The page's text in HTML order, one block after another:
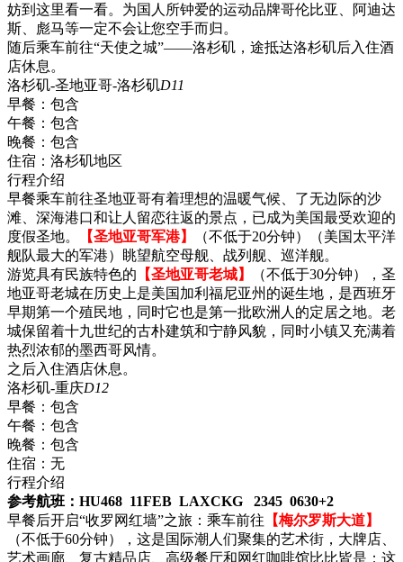
妨到这里看一看。为国人所钟爱的运动品牌哥伦比亚、阿迪达
斯、彪马等一定不会让您空手而归。
随后乘车前往“天使之城”——洛杉矶，途抵达洛杉矶后入住酒
店休息。
洛杉矶-圣地亚哥-洛杉矶D11
早餐： 包含
午餐： 包含
晚餐： 包含
住宿： 洛杉矶地区
行程介绍
早餐乘车前往圣地亚哥有着理想的温暖气候、了无边际的沙
滩、深海港口和让人留恋往返的景点，已成为美国最受欢迎的
度假圣地。
【圣地亚哥军港】
（不低于20分钟）（美国太平洋
舰队最大的军港）眺望航空母舰、战列舰、巡洋舰。
游览具有民族特色的 【圣地亚哥老城】
（不低于30分钟），圣
地亚哥老城在历史上是美国加利福尼亚州的诞生地，是西班牙
早期第一个殖民地，同时它也是第一批欧洲人的定居之地。老
城保留着十九世纪的古朴建筑和宁静风貌，同时小镇又充满着
热烈浓郁的墨西哥风情。
之后入住酒店休息。
洛杉矶-重庆D12
早餐： 包含
午餐： 包含
晚餐： 包含
住宿： 无
行程介绍
参考航班：HU468 11FEB LAXCKG
2345 0630+2
早餐后开启“收罗网红墙”之旅：乘车前往 【梅尔罗斯大道】
（不低于60分钟），这是国际潮人们聚集的艺术街，大牌店、
艺术画廊、复古精品店、高级餐厅和网红咖啡馆比比皆是；这